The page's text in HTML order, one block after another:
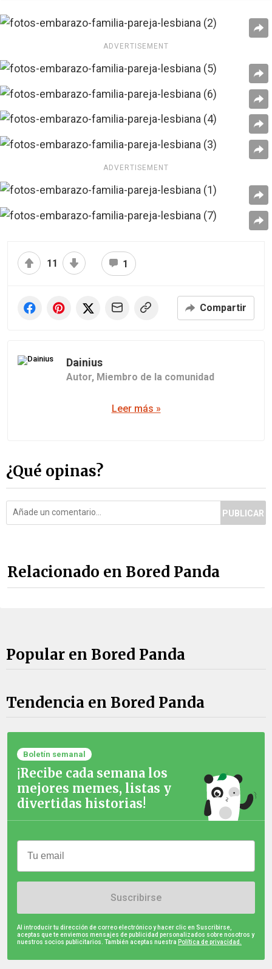
ADVERTISEMENT
ADVERTISEMENT
11 1
Compartir
Dainius
Autor, Miembro de la comunidad
Leer más »
¿Qué opinas?
PUBLICAR
Relacionado en Bored Panda
Popular en Bored Panda
Tendencia en Bored Panda
Boletín semanal
¡Recibe cada semana los
mejores memes, listas y
divertidas historias!
Suscribirse
Al introducir tu dirección de correo electrónico y hacer clic en Suscribirse,
aceptas que te enviemos mensajes de publicidad personalizados sobre nosotros y
nuestros socios publicitarios. También aceptas nuestra Política de privacidad.